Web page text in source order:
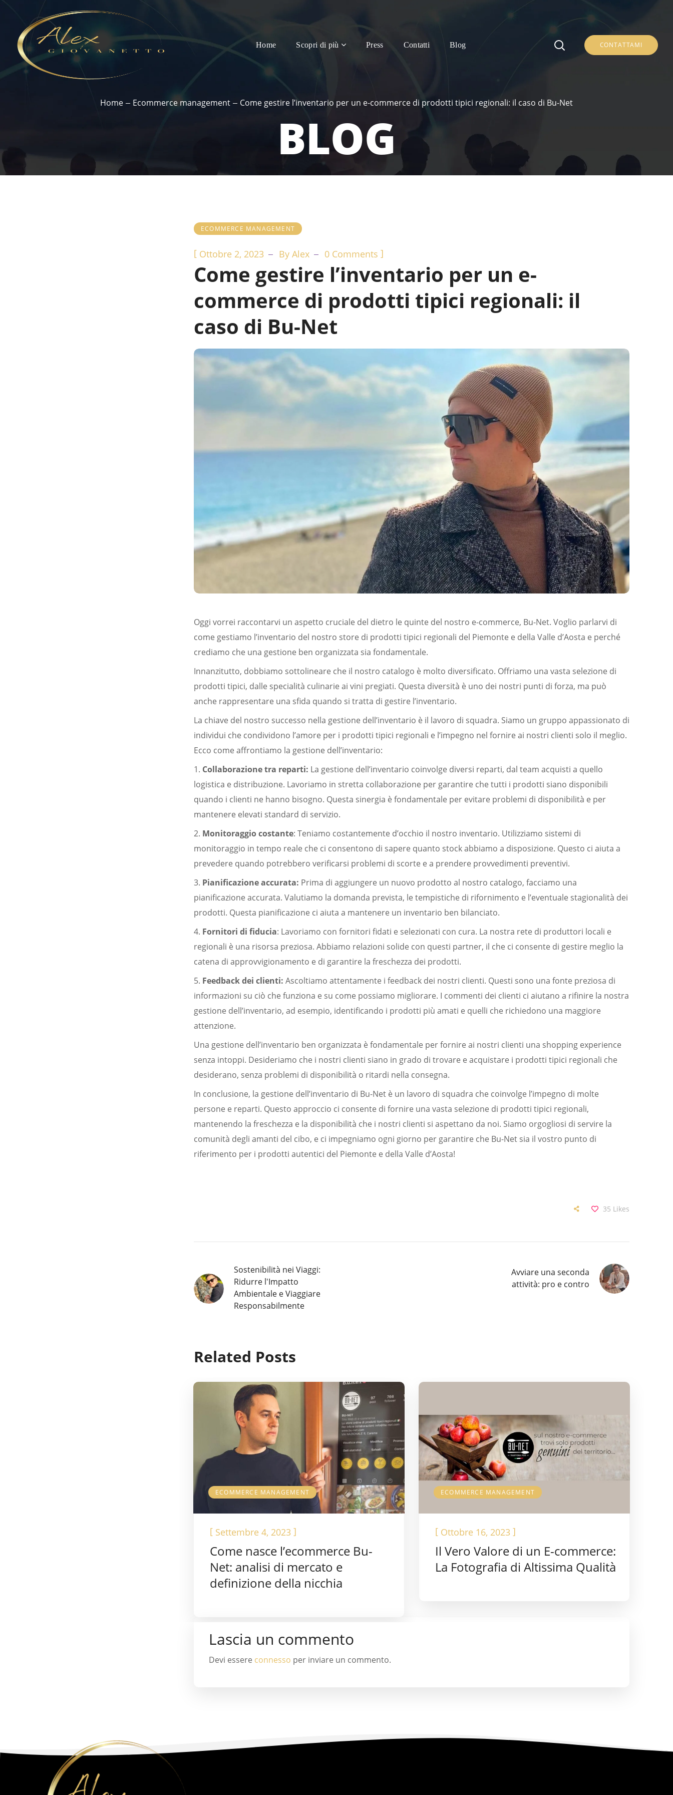
Home Scopri di più Press Contatti Blog CONTATTAMI
Home Ecommerce management Come gestire l’inventario per un e-commerce di prodotti tipici regionali: il caso di Bu-Net
BLOG
ECOMMERCE MANAGEMENT
[ Ottobre 2, 2023 By Alex 0 Comments ]
Come gestire l’inventario per un e-
commerce di prodotti tipici regionali: il
caso di Bu-Net
Oggi vorrei raccontarvi un aspetto cruciale del dietro le quinte del nostro e-commerce, Bu-Net. Voglio parlarvi di
come gestiamo l’inventario del nostro store di prodotti tipici regionali del Piemonte e della Valle d’Aosta e perché
crediamo che una gestione ben organizzata sia fondamentale.
Innanzitutto, dobbiamo sottolineare che il nostro catalogo è molto diversificato. Offriamo una vasta selezione di
prodotti tipici, dalle specialità culinarie ai vini pregiati. Questa diversità è uno dei nostri punti di forza, ma può
anche rappresentare una sfida quando si tratta di gestire l’inventario.
La chiave del nostro successo nella gestione dell’inventario è il lavoro di squadra. Siamo un gruppo appassionato di
individui che condividono l’amore per i prodotti tipici regionali e l’impegno nel fornire ai nostri clienti solo il meglio.
Ecco come affrontiamo la gestione dell’inventario:
1. Collaborazione tra reparti: La gestione dell’inventario coinvolge diversi reparti, dal team acquisti a quello
logistica e distribuzione. Lavoriamo in stretta collaborazione per garantire che tutti i prodotti siano disponibili
quando i clienti ne hanno bisogno. Questa sinergia è fondamentale per evitare problemi di disponibilità e per
mantenere elevati standard di servizio.
2. Monitoraggio costante: Teniamo costantemente d’occhio il nostro inventario. Utilizziamo sistemi di
monitoraggio in tempo reale che ci consentono di sapere quanto stock abbiamo a disposizione. Questo ci aiuta a
prevedere quando potrebbero verificarsi problemi di scorte e a prendere provvedimenti preventivi.
3. Pianificazione accurata: Prima di aggiungere un nuovo prodotto al nostro catalogo, facciamo una
pianificazione accurata. Valutiamo la domanda prevista, le tempistiche di rifornimento e l’eventuale stagionalità dei
prodotti. Questa pianificazione ci aiuta a mantenere un inventario ben bilanciato.
4. Fornitori di fiducia: Lavoriamo con fornitori fidati e selezionati con cura. La nostra rete di produttori locali e
regionali è una risorsa preziosa. Abbiamo relazioni solide con questi partner, il che ci consente di gestire meglio la
catena di approvvigionamento e di garantire la freschezza dei prodotti.
5. Feedback dei clienti: Ascoltiamo attentamente i feedback dei nostri clienti. Questi sono una fonte preziosa di
informazioni su ciò che funziona e su come possiamo migliorare. I commenti dei clienti ci aiutano a rifinire la nostra
gestione dell’inventario, ad esempio, identificando i prodotti più amati e quelli che richiedono una maggiore
attenzione.
Una gestione dell’inventario ben organizzata è fondamentale per fornire ai nostri clienti una shopping experience
senza intoppi. Desideriamo che i nostri clienti siano in grado di trovare e acquistare i prodotti tipici regionali che
desiderano, senza problemi di disponibilità o ritardi nella consegna.
In conclusione, la gestione dell’inventario di Bu-Net è un lavoro di squadra che coinvolge l’impegno di molte
persone e reparti. Questo approccio ci consente di fornire una vasta selezione di prodotti tipici regionali,
mantenendo la freschezza e la disponibilità che i nostri clienti si aspettano da noi. Siamo orgogliosi di servire la
comunità degli amanti del cibo, e ci impegniamo ogni giorno per garantire che Bu-Net sia il vostro punto di
riferimento per i prodotti autentici del Piemonte e della Valle d’Aosta!
35 Likes
Sostenibilità nei Viaggi:
Ridurre l'Impatto
Ambientale e Viaggiare
Responsabilmente
Avviare una seconda
attività: pro e contro
Related Posts
ECOMMERCE MANAGEMENT
[ Settembre 4, 2023 ]
Come nasce l’ecommerce Bu-
Net: analisi di mercato e
definizione della nicchia
ECOMMERCE MANAGEMENT
[ Ottobre 16, 2023 ]
Il Vero Valore di un E-commerce:
La Fotografia di Altissima Qualità
Lascia un commento
Devi essere connesso per inviare un commento.